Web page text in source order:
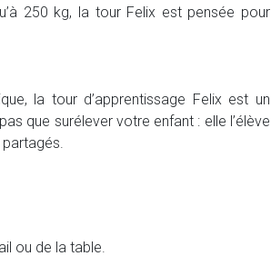
250 kg, la tour Felix est pensée pour
la tour d’apprentissage Felix est un
que surélever votre enfant : elle l’élève
ou de la table.